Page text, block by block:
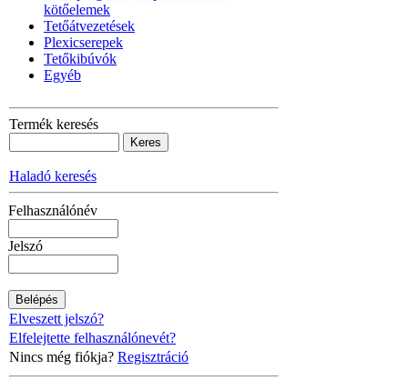
kötőelemek
Tetőátvezetések
Plexicserepek
Tetőkibúvók
Egyéb
Termék keresés
Haladó keresés
Felhasználónév
Jelszó
Elveszett jelszó?
Elfelejtette felhasználónevét?
Nincs még fiókja? Regisztráció